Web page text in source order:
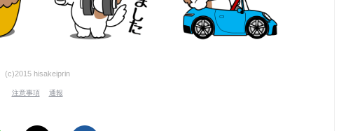
(c)2015 hisakeiprin
注意事項 通報